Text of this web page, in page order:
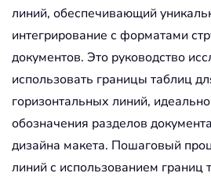
линий, обеспечивающий
интегрирование с форматами
документов. Это руководство
использовать границы таблиц
горизонтальных линий,
обозначения разделов
дизайна макета. Пошаговый
линий с использованием границ